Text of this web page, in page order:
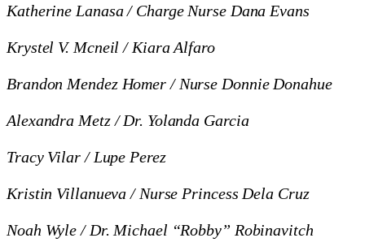
Katherine Lanasa / Charge Nurse Dana Evans
Krystel V. Mcneil / Kiara Alfaro
Brandon Mendez Homer / Nurse Donnie Donahue
Alexandra Metz / Dr. Yolanda Garcia
Tracy Vilar / Lupe Perez
Kristin Villanueva / Nurse Princess Dela Cruz
Noah Wyle / Dr. Michael “Robby” Robinavitch